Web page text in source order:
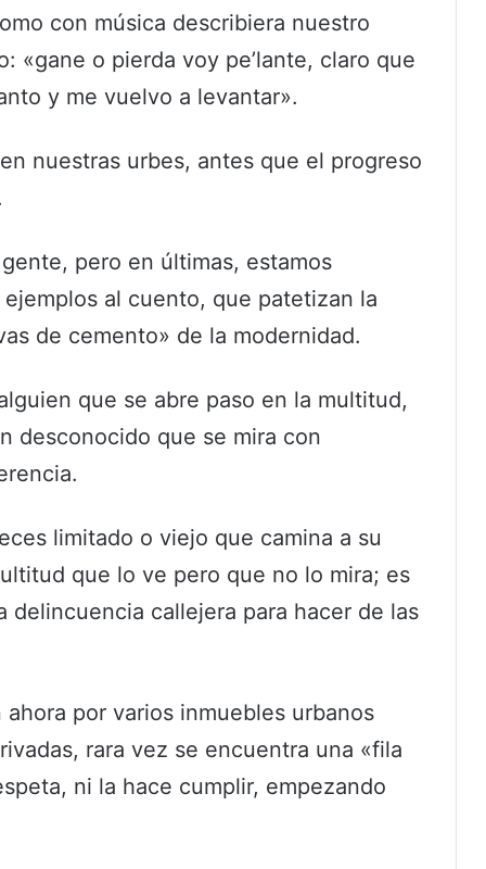
con música describiera nuestro
«gane o pierda voy pe’lante, claro que
y me vuelvo a levantar».
nuestras urbes, antes que el progreso
pero en últimas, estamos
al cuento, que patetizan la
de cemento» de la modernidad.
que se abre paso en la multitud,
desconocido que se mira con
limitado o viejo que camina a su
que lo ve pero que no lo mira; es
delincuencia callejera para hacer de las
por varios inmuebles urbanos
rara vez se encuentra una «fila
ni la hace cumplir, empezando